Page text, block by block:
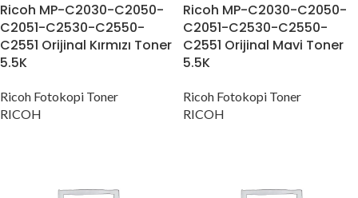
Ricoh MP-C2030-C2050-
C2051-C2530-C2550-
C2551 Orijinal Kırmızı Toner
5.5K
Ricoh Fotokopi Toner
RICOH
Ricoh MP-C2030-C2050-
C2051-C2530-C2550-
C2551 Orijinal Mavi Toner
5.5K
Ricoh Fotokopi Toner
RICOH